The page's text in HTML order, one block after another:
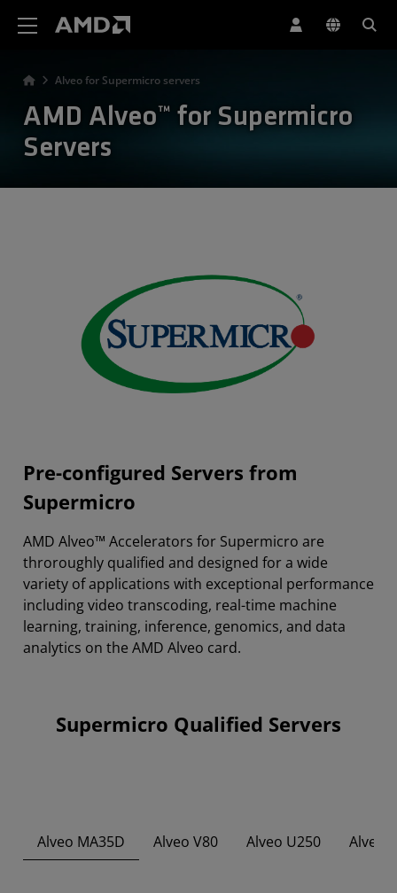
Alveo for Supermicro servers
AMD Alveo™ for Supermicro
Servers
Pre-configured Servers from
Supermicro
AMD Alveo™ Accelerators for Supermicro are
throroughly qualified and designed for a wide
variety of applications with exceptional performance
including video transcoding, real-time machine
learning, training, inference, genomics, and data
analytics on the AMD Alveo card.
Supermicro Qualified Servers
Alveo MA35D Alveo V80 Alveo U250 Alveo